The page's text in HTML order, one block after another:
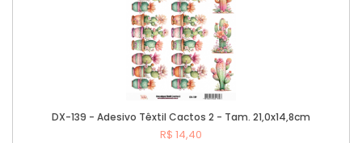
DX-139 - Adesivo Têxtil Cactos 2 - Tam. 21,0x14,8cm
R$ 14,40